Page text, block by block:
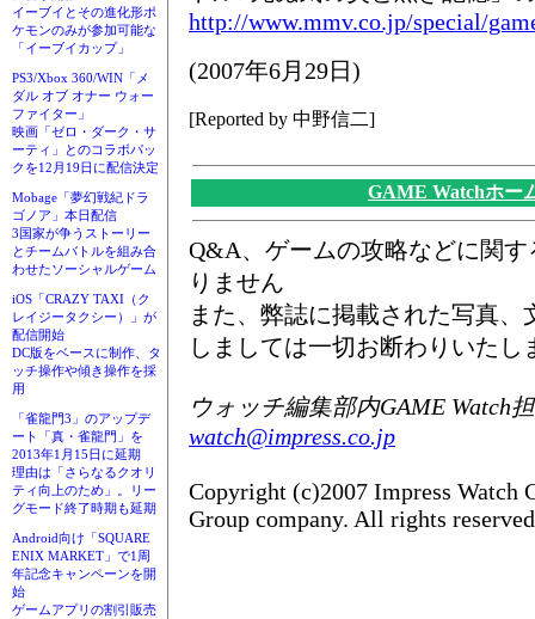
イーブイとその進化形ポ
ケモンのみが参加可能な
「イーブイカップ」
PS3/Xbox 360/WIN「メ
ダル オブ オナー ウォー
ファイター」
映画「ゼロ・ダーク・サ
ーティ」とのコラボパッ
クを12月19日に配信決定
Mobage「夢幻戦紀ドラ
ゴノア」本日配信
3国家が争うストーリー
とチームバトルを組み合
わせたソーシャルゲーム
iOS「CRAZY TAXI（ク
レイジータクシー）」が
配信開始
DC版をベースに制作、タ
ッチ操作や傾き操作を採
用
「雀龍門3」のアップデ
ート「真・雀龍門」を
2013年1月15日に延期
理由は「さらなるクオリ
ティ向上のため」。リー
グモード終了時期も延期
Android向け「SQUARE
ENIX MARKET」で1周
年記念キャンペーンを開
始
ゲームアプリの割引販売
http://www.mmv.co.jp/special/
(2007年6月29日)
[Reported by 中野信二]
GAME Watchホー
Q&A、ゲームの攻略などに関
りません
また、弊誌に掲載された写真
しましては一切お断わりいたし
ウォッチ編集部内GAME Watch
watch@impress.co.jp
Copyright (c)2007 Impress Watch
Group company. All rights